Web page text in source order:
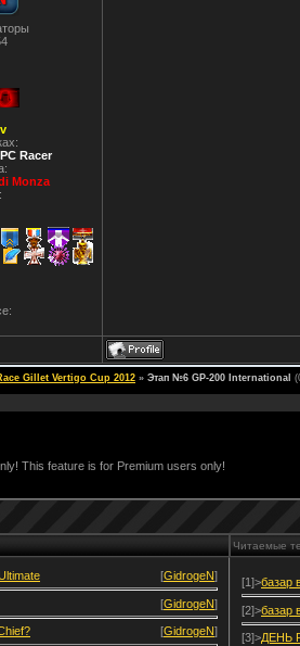
Racer
Monza
Gillet Vertigo Cup 2012 » Этап №6 GP-200 International
This feature is for Premium users only!
Читаемые
[GidrogeN]
[GidrogeN]
[GidrogeN]
[1]>базар
[2]>базар
[3]>ДЕНЬ